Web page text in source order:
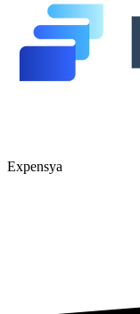
Expensya